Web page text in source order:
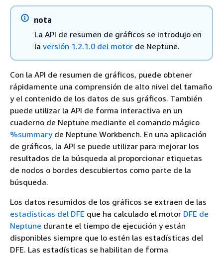
nota
La API de resumen de gráficos se introdujo en
la versión 1.2.1.0 del motor de Neptune.
Con la API de resumen de gráficos, puede obtener
rápidamente una comprensión de alto nivel del tamaño
y el contenido de los datos de sus gráficos. También
puede utilizar la API de forma interactiva en un
cuaderno de Neptune mediante el comando mágico
%summaryde Neptune Workbench. En una aplicación
de gráficos, la API se puede utilizar para mejorar los
resultados de la búsqueda al proporcionar etiquetas
de nodos o bordes descubiertos como parte de la
búsqueda.
Los datos resumidos de los gráficos se extraen de las
estadísticas del DFE que ha calculado el motor DFE de
Neptune durante el tiempo de ejecución y están
disponibles siempre que lo estén las estadísticas del
DFE. Las estadísticas se habilitan de forma